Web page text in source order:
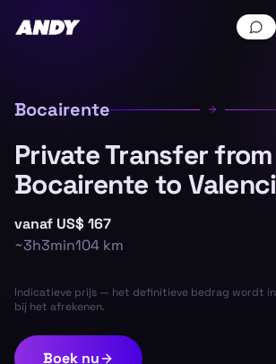
Bocairente
Private Transfer from
Bocairente to
vanaf US$ 167
~3h3min104 km
Indicatieve prijs — het definitieve bedrag wordt
bij het afrekenen.
Boek nu